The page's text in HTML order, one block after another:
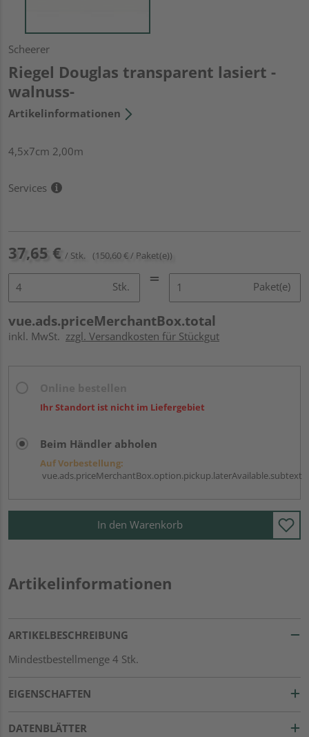
Scheerer
Riegel Douglas transparent lasiert -
walnuss-
Artikelinformationen
4,5x7cm 2,00m
Services
37,65 € / Stk. (150,60 € / Paket(e))
Stk. Paket(e)
vue.ads.priceMerchantBox.total
inkl. MwSt. zzgl. Versandkosten für Stückgut
Ihr Standort ist nicht im Liefergebiet
Beim Händler abholen
Auf Vorbestellung:
vue.ads.priceMerchantBox.option.pickup.laterAvailable.subtext
In den Warenkorb
Artikelinformationen
ARTIKELBESCHREIBUNG
Mindestbestellmenge 4 Stk.
EIGENSCHAFTEN
DATENBLÄTTER